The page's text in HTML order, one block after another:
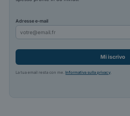
Adresse e-mail
Mi iscrivo
La tua email resta con me.Informativa sulla privacy